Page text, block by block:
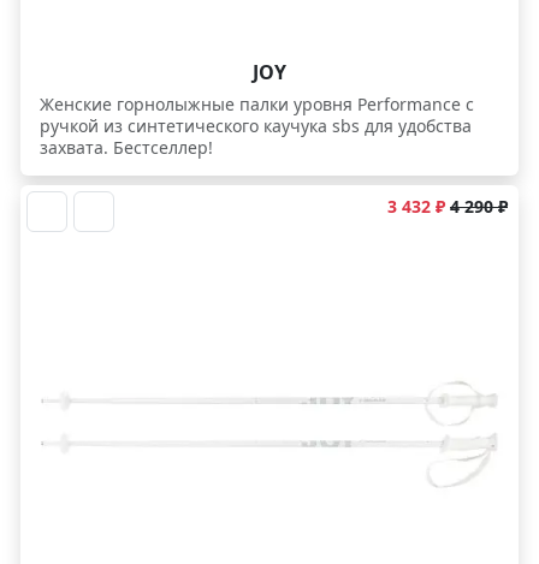
JOY
Женcкие горнолыжные палки уровня Performance с
ручкой из синтетического каучука sbs для удобства
захвата. Бестселлер!
3 432 ₽ 4 290 ₽